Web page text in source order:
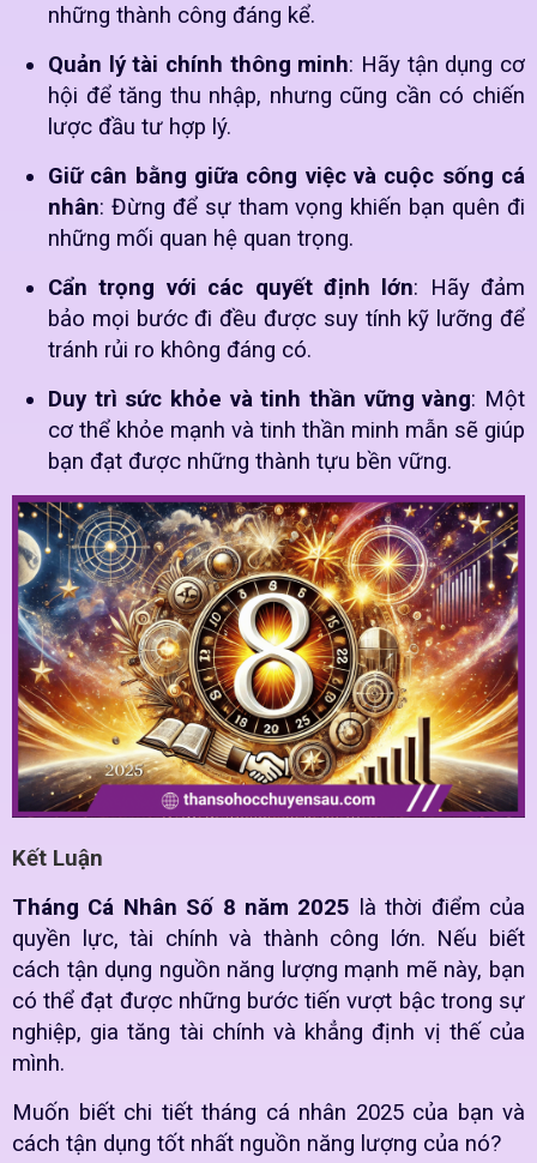
những thành công đáng kể.
Quản lý tài chính thông minh: Hãy tận dụng cơ
hội để tăng thu nhập, nhưng cũng cần có chiến
lược đầu tư hợp lý.
Giữ cân bằng giữa công việc và cuộc sống cá
nhân: Đừng để sự tham vọng khiến bạn quên đi
những mối quan hệ quan trọng.
Cẩn trọng với các quyết định lớn: Hãy đảm
bảo mọi bước đi đều được suy tính kỹ lưỡng để
tránh rủi ro không đáng có.
Duy trì sức khỏe và tinh thần vững vàng: Một
cơ thể khỏe mạnh và tinh thần minh mẫn sẽ giúp
bạn đạt được những thành tựu bền vững.
Kết Luận
Tháng Cá Nhân Số 8 năm 2025 là thời điểm của
quyền lực, tài chính và thành công lớn. Nếu biết
cách tận dụng nguồn năng lượng mạnh mẽ này, bạn
có thể đạt được những bước tiến vượt bậc trong sự
nghiệp, gia tăng tài chính và khẳng định vị thế của
mình.
Muốn biết chi tiết tháng cá nhân 2025 của bạn và
cách tận dụng tốt nhất nguồn năng lượng của nó?